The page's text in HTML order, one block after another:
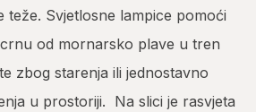
teže. Svjetlosne lampice pomoći
od mornarsko plave u tren
zbog starenja ili jednostavno
u prostoriji. Na slici je rasvjeta